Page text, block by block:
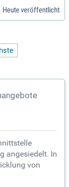
Heute veröffentlicht
angesiedelt. In
von